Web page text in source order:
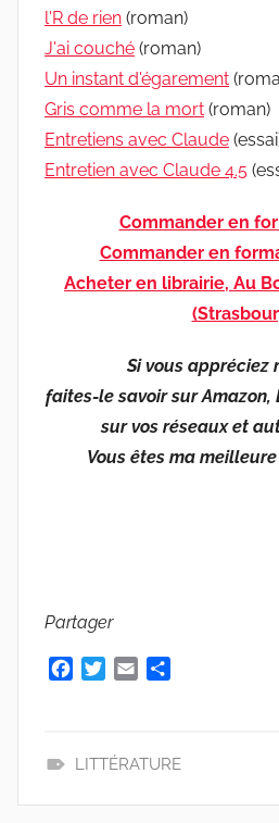
l'R de rien (roman)
J'ai couché (roman)
Un instant d'égarement
Gris comme la mort (roman)
Entretiens avec Claude
Entretien avec Claude 4.5
Commander en
Commander en
Acheter en librairie, Au
Si vous appréciez
faites-le savoir sur Amazon,
sur vos réseaux et
Vous êtes ma
Partager
b
o
t
r
l
a
e
LITTÉRATURE